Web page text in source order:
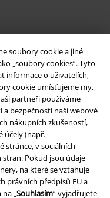
soubory cookie a jiné
„soubory cookies“. Tyto
informace o uživatelích,
cookie umísťujeme my,
partneři používáme
bezpečnosti naší webové
nákupních zkušeností,
účely (např.
stránce, v sociálních
Pokud jsou údaje
na které se vztahuje
právních předpisů EU a
„Souhlasím“ vyjadřujete